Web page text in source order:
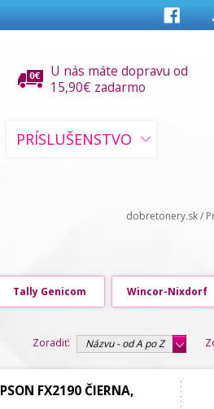
U nás máte dopravu od
15,90€ zadarmo
PRÍSLUŠENSTVO
dobretonery.sk/
Tally Genicom Wincor-Nixdorf
Zoradiť: Názvu - od A po Z
FX2190 ČIERNA,